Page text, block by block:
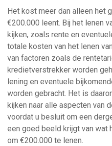
Het kost meer dan alleen het
€200.000 leent. Bij het lenen
kijken, zoals rente en
totale kosten van het lenen
van factoren zoals de
kredietverstrekker worden
lening en eventuele
worden gebracht. Het is
kijken naar alle aspecten van
voordat u besluit om een
een goed beeld krijgt van wat
om €200.000 te lenen.